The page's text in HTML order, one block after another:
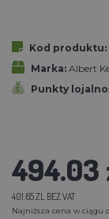
Kod produktu:
Marka: Albert
Punkty
494.03
401.65 ZL BEZ VAT
Najniższa cena w ciągu